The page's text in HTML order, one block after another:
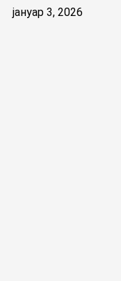
јануар 3, 2026